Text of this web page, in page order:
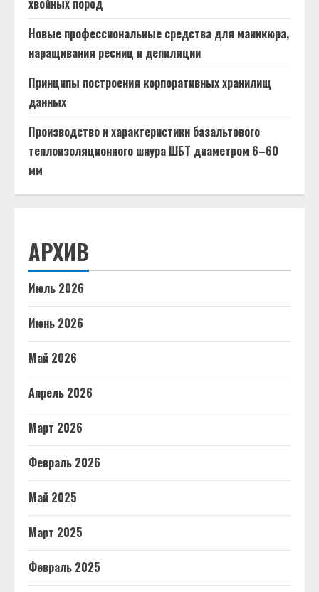
хвойных пород
Новые профессиональные средства для маникюра,
наращивания ресниц и депиляции
Принципы построения корпоративных хранилищ
данных
Производство и характеристики базальтового
теплоизоляционного шнура ШБТ диаметром 6–60
мм
АРХИВ
Июль 2026
Июнь 2026
Май 2026
Апрель 2026
Март 2026
Февраль 2026
Май 2025
Март 2025
Февраль 2025